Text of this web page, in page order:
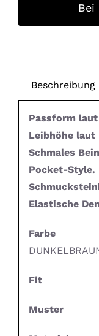
Bei
Beschreibung
Passform
Leibhöhe
Schmales
Pocket-Style.
Elastische
Farbe
Fit
Muster